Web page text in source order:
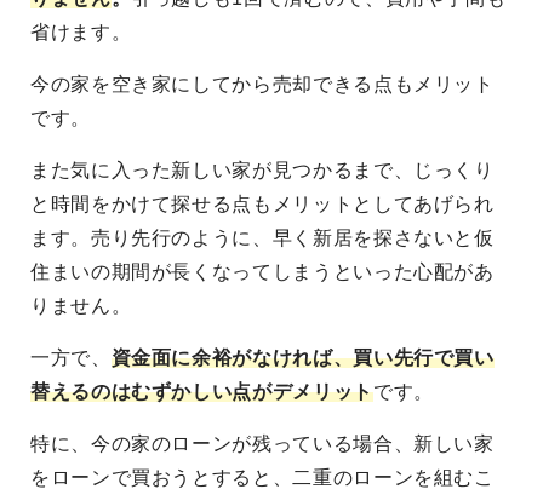
省けます。
今の家を空き家にしてから売却できる点もメリット
です。
また気に入った新しい家が見つかるまで、じっくり
と時間をかけて探せる点もメリットとしてあげられ
ます。売り先行のように、早く新居を探さないと仮
住まいの期間が長くなってしまうといった心配があ
りません。
一方で、 資金面に余裕がなければ、買い先行で買い
替えるのはむずかしい点がデメリットです。
特に、今の家のローンが残っている場合、新しい家
をローンで買おうとすると、二重のローンを組むこ